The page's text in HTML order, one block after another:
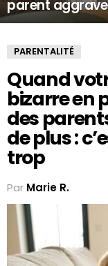
parent
PARENTALITÉ
Quand
bizarre en
des
de plus :
trop
Par Marie R.